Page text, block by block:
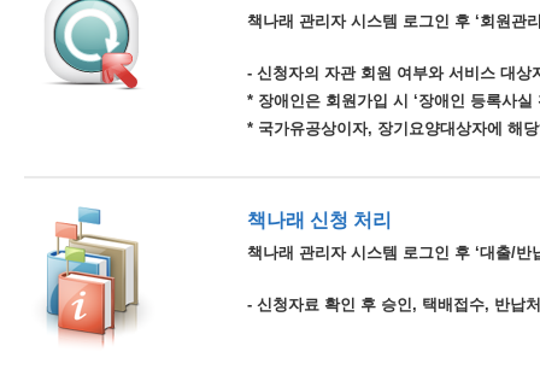
책나래 관리자 시스템 로그인 후 ‘회원관
- 신청자의 자관 회원 여부와 서비스 대상
* 장애인은 회원가입 시 ‘장애인 등록사
* 국가유공상이자, 장기요양대상자에 해
책나래 신청 처리
책나래 관리자 시스템 로그인 후 ‘대출/반
- 신청자료 확인 후 승인, 택배접수, 반납